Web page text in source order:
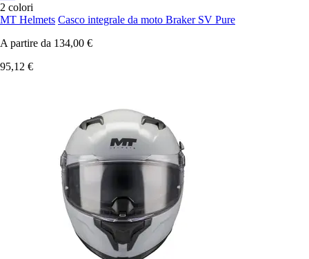
2 colori
MT Helmets Casco integrale da moto Braker SV Pure
A partire da 134,00 €
95,12 €